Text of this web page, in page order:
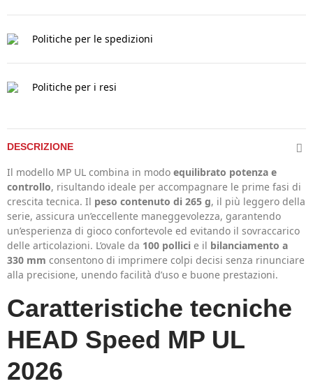
Politiche per le spedizioni
Politiche per i resi
DESCRIZIONE
Il modello MP UL combina in modo equilibrato potenza e
controllo, risultando ideale per accompagnare le prime fasi di
crescita tecnica. Il peso contenuto di 265 g, il più leggero della
serie, assicura un’eccellente maneggevolezza, garantendo
un’esperienza di gioco confortevole ed evitando il sovraccarico
delle articolazioni. L’ovale da 100 pollici e il bilanciamento a
330 mm consentono di imprimere colpi decisi senza rinunciare
alla precisione, unendo facilità d’uso e buone prestazioni.
Caratteristiche tecniche
HEAD Speed MP UL
2026